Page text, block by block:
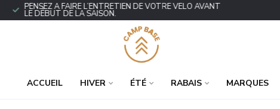
PENSEZ À FAIRE L’ENTRETIEN DE VOTRE VÉLO AVANT
LE DÉBUT DE LA SAISON.
ACCUEIL HIVER ÉTÉ RABAIS MARQUES